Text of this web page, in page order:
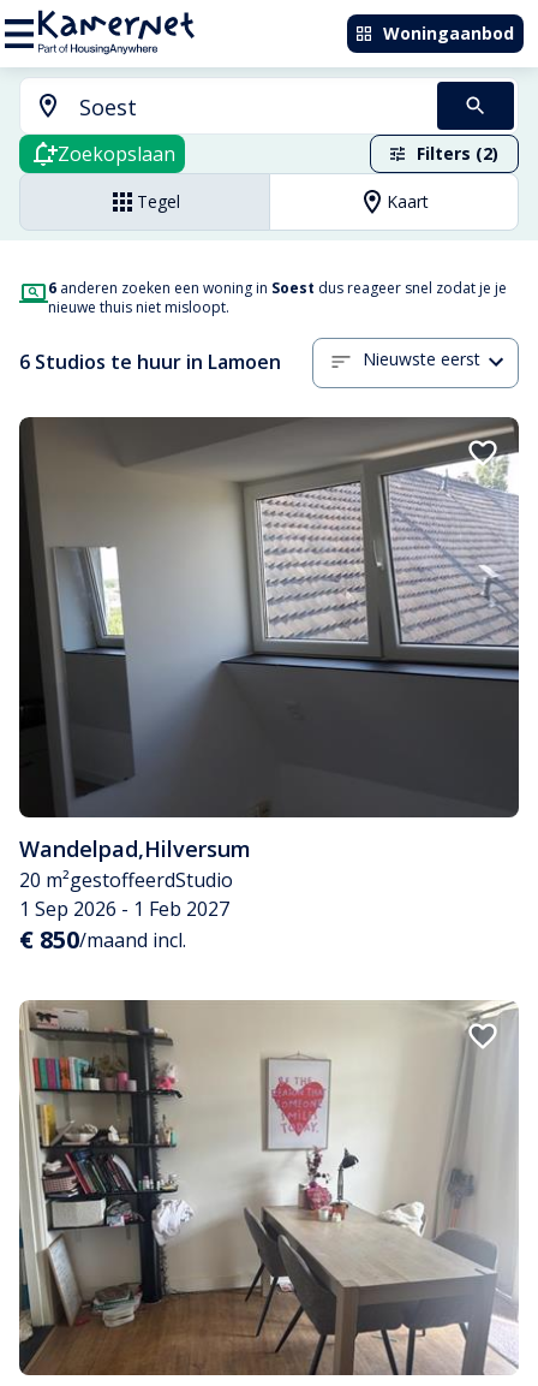
Woningaanbod
Zoekopslaan Filters (2)
Tegel Kaart
6 anderen zoeken een woning in Soest dus reageer snel zodat je je
nieuwe thuis niet misloopt.
6 Studios te huur in Lamoen Nieuwste eerst
Wandelpad,Hilversum
20 m²gestoffeerdStudio
1 Sep 2026 - 1 Feb 2027
€ 850/maand incl.